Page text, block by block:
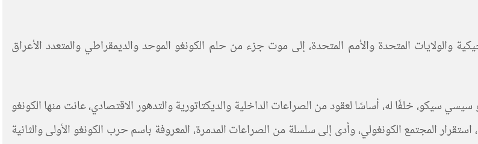
والولايات المتحدة والأمم المتحدة، إلى موت جزء من حلم الكونغو الموحد والديمقراطي والمتعدد الأعراق
سيكو، خلفًا له، أساسًا لعقود من الصراعات الداخلية والديكتاتورية والتدهور الاقتصادي، عانت منها الكونغو
ما بعد الاستعمار. زعزع حكم موبوتو الوحشي، من عام 1965 إلى عام 1997، استقرار المجتمع الكونغولي، وأدى إلى سلسلة من الصراعات المدمرة، المعروفة باسم حرب الكونغو الأولى والثانية